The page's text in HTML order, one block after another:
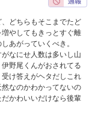
どちらもそこまでたど
やしてもきっとすぐ離
あがっていくべき。
なにせ人数は多いし山
野尾くんがおされてる
け答えがヘタだしこれ
なのかわかってないの
かわいいだけなら後輩